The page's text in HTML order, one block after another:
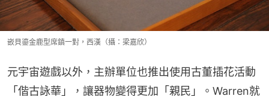
嵌貝鎏金鹿型席鎮一對，西漢（攝：梁嘉欣）
元宇宙遊戲以外，主辦單位也推出使用古董插花活動
「偕古詠華」，讓器物變得更加「親民」。Warren就